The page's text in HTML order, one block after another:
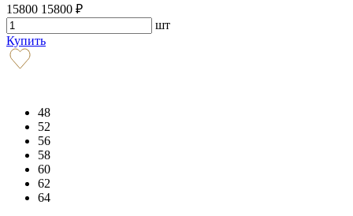
15800 15800 ₽
шт
Купить
48
52
56
58
60
62
64